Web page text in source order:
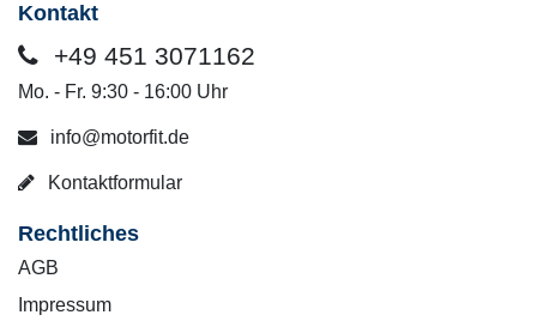
Kontakt
+49 451 3071162
Mo. - Fr. 9:30 - 16:00 Uhr
info@motorfit.de
Kontaktformular
Rechtliches
AGB
Impressum